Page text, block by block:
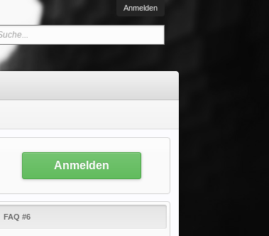
Anmelden
Anmelden
FAQ #6